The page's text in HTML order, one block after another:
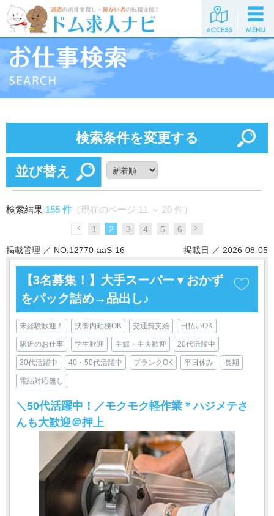
検索条件を変更する
並び替え
検索結果 155 件 （現在のページ 11 ～ 20 件）
1 2 3 4 5 6
掲載管理 ／ NO.12770-aaS-16 掲載日 ／ 2026-08-05
【3名募集！】大手スーパー▼おかず
をパック詰め→品出し♪
未経験歓迎！ 扶養内勤務OK 交通費支給 日払いOK
駅近のお仕事 学生歓迎 主婦・主夫歓迎 20代活躍中
30代活躍中 40・50代活躍中 ブランクOK 平日休み 長期
電話対応無し
＼50代活躍中！／モクモク軽作業＊ハジメテさ
んも大歓迎＠押上